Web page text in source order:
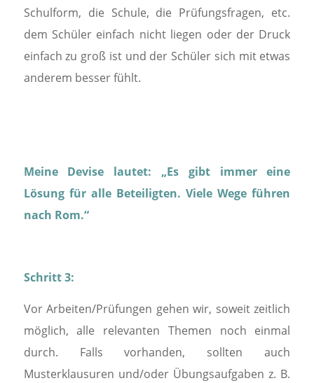
Schulform, die Schule, die Prüfungsfragen, etc.
dem Schüler einfach nicht liegen oder der Druck
einfach zu groß ist und der Schüler sich mit etwas
anderem besser fühlt.
Meine Devise lautet: „Es gibt immer eine
Lösung für alle Beteiligten. Viele Wege führen
nach Rom.“
Schritt 3:
Vor Arbeiten/Prüfungen gehen wir, soweit zeitlich
möglich, alle relevanten Themen noch einmal
durch. Falls vorhanden, sollten auch
Musterklausuren und/oder Übungsaufgaben z. B.